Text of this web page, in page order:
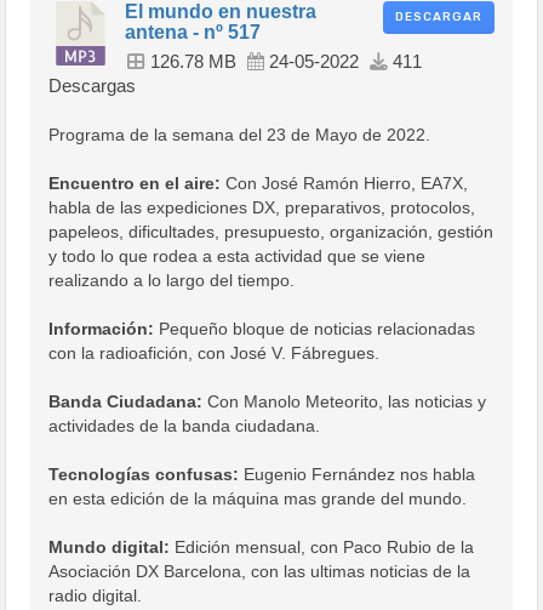
DESCARGAR
El mundo en nuestra
antena - nº 517
126.78 MB 24-05-2022
411
Descargas
Programa de la semana del 23 de Mayo de 2022.
Encuentro en el aire: Con José Ramón Hierro, EA7X,
habla de las expediciones DX, preparativos, protocolos,
papeleos, dificultades, presupuesto, organización, gestión
y todo lo que rodea a esta actividad que se viene
realizando a lo largo del tiempo.
Información: Pequeño bloque de noticias relacionadas
con la radioafición, con José V. Fábregues.
Banda Ciudadana: Con Manolo Meteorito, las noticias y
actividades de la banda ciudadana.
Tecnologías confusas: Eugenio Fernández nos habla
en esta edición de la máquina mas grande del mundo.
Mundo digital: Edición mensual, con Paco Rubio de la
Asociación DX Barcelona, con las ultimas noticias de la
radio digital.